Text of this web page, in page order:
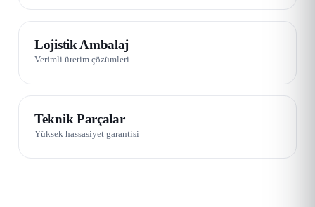
Lojistik Ambalaj
Verimli üretim çözümleri
Teknik Parçalar
Yüksek hassasiyet garantisi